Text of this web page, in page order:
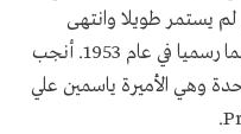
يستمر طويلا وانتهى
بانفصالهما في عام 1951، قبل طلاقهما رسميا في عام 1953. أنجب
وهي الأميرة ياسمين علي